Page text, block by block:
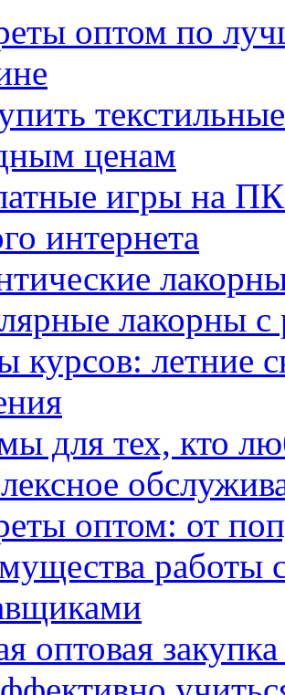
оптом по
ценам
игры на
интернета
лакорны с
курсов: летние
для тех, кто
оптом: от
работы
оптовая